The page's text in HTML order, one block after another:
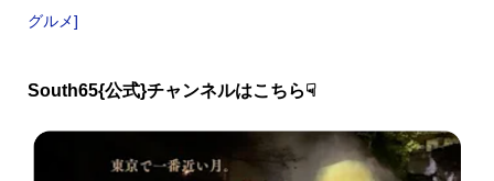
グルメ]
South65{公式}チャンネルはこちら☟